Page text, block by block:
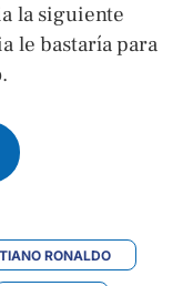
la siguiente
le bastaría para
RONALDO